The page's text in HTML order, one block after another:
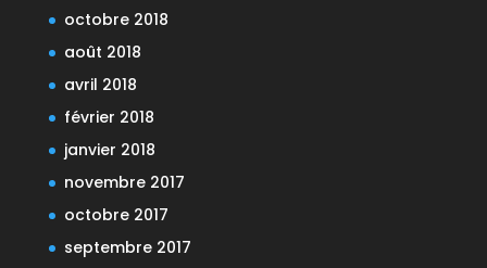
octobre 2018
août 2018
avril 2018
février 2018
janvier 2018
novembre 2017
octobre 2017
septembre 2017